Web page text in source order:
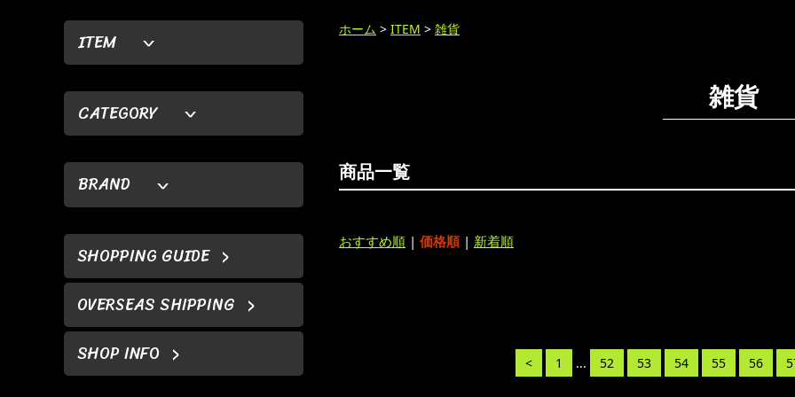
ITEM
CATEGORY
BRAND
SHOPPING GUIDE
OVERSEAS SHIPPING
SHOP INFO
ホーム > ITEM > 雑貨
雑貨
商品一覧
おすすめ順 | 価格順| 新着順
< 1 ... 52 53 54 55 56